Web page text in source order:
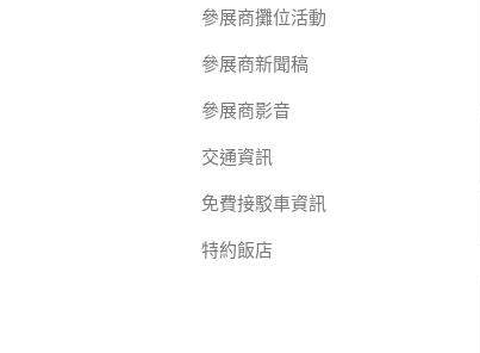
參展商攤位活動
參展商新聞稿
參展商影音
交通資訊
免費接駁車資訊
特約飯店